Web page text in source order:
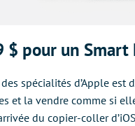
$ pour un Smart
des spécialités d’Apple
et la vendre comme si
du copier-coller